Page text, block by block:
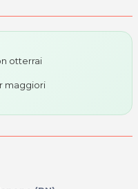
otterrai
maggiori